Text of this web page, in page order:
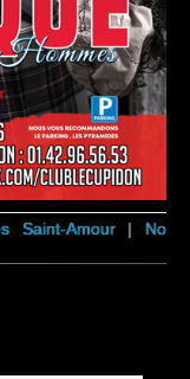
Saint-Amour| No